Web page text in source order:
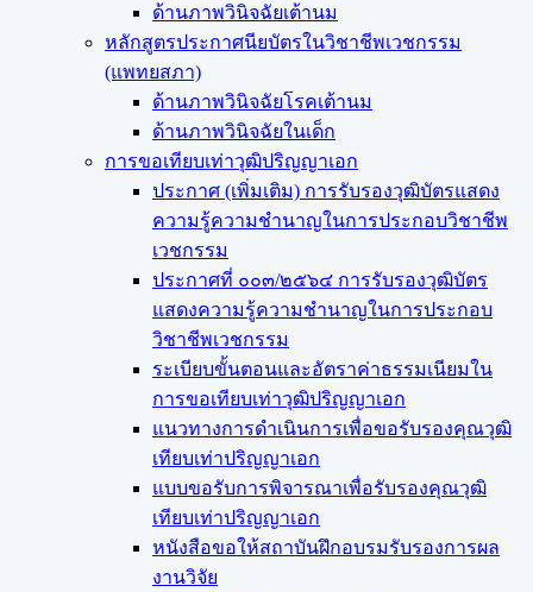
ด้านภาพวินิจฉัยเต้านม
หลักสูตรประกาศนียบัตรในวิชาชีพเวชกรรม
(แพทยสภา)
ด้านภาพวินิจฉัยโรคเต้านม
ด้านภาพวินิจฉัยในเด็ก
การขอเทียบเท่า​วุฒิปริญญา​เอก
ประกาศ (เพิ่มเติม) การรับรองวุฒิบัตรแสดง
ความรู้ความชำนาญในการประกอบวิชาชีพ
เวชกรรม
ประกาศที่ ๐๐๓/๒๕๖๔ การรับรองวุฒิบัตร
แสดงความรู้ความชำนาญในการประกอบ
วิชาชีพเวชกรรม
ระเบียบขั้นตอนและอัตราค่าธรรมเนียมใน
การขอเทียบเท่าวุฒิปริญญาเอก
แนวทางการดำเนินการเพื่อขอรับรองคุณวุฒิ
เทียบเท่าปริญญาเอก
แบบขอรับการพิจารณาเพื่อรับรองคุณวุฒิ
เทียบเท่าปริญญาเอก
หนังสือขอให้สถาบันฝึกอบรมรับรองการผล
งานวิจัย